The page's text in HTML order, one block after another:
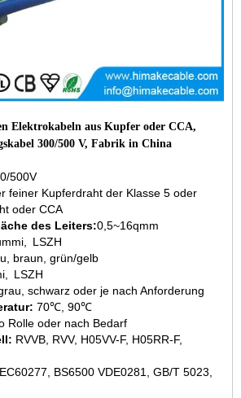
Elektrokabeln aus Kupfer oder CCA,
300/500 V, Fabrik in China
500V
feiner Kupferdraht der Klasse 5 oder
oder CCA
des Leiters:0,5~16qmm
LSZH
braun, grün/gelb
LSZH
schwarz oder je nach Anforderung
70℃, 90℃
Rolle oder nach Bedarf
RVVB, RVV, H05VV-F, H05RR-F,
BS6500 VDE0281, GB/T 5023,